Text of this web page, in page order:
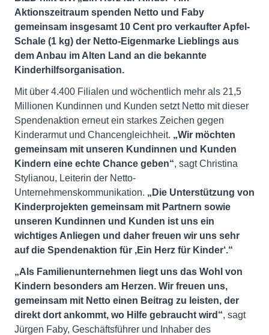
Aktionszeitraum spenden Netto und Faby
gemeinsam insgesamt 10 Cent pro verkaufter Apfel-
Schale (1 kg) der Netto-Eigenmarke Lieblings aus
dem Anbau im Alten Land an die bekannte
Kinderhilfsorganisation.
Mit über 4.400 Filialen und wöchentlich mehr als 21,5
Millionen Kundinnen und Kunden setzt Netto mit dieser
Spendenaktion erneut ein starkes Zeichen gegen
Kinderarmut und Chancengleichheit. „Wir möchten
gemeinsam mit unseren Kundinnen und Kunden
Kindern eine echte Chance geben“, sagt Christina
Stylianou, Leiterin der Netto-
Unternehmenskommunikation. „Die Unterstützung von
Kinderprojekten gemeinsam mit Partnern sowie
unseren Kundinnen und Kunden ist uns ein
wichtiges Anliegen und daher freuen wir uns sehr
auf die Spendenaktion für ‚Ein Herz für Kinder‘.“
„Als Familienunternehmen liegt uns das Wohl von
Kindern besonders am Herzen. Wir freuen uns,
gemeinsam mit Netto einen Beitrag zu leisten, der
direkt dort ankommt, wo Hilfe gebraucht wird“, sagt
Jürgen Faby, Geschäftsführer und Inhaber des